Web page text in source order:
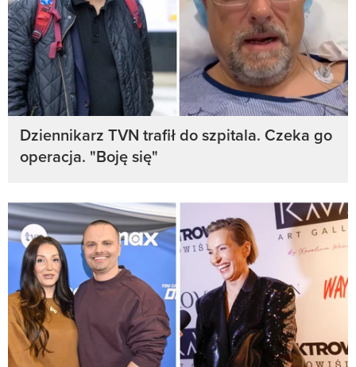
Dziennikarz TVN trafił do szpitala. Czeka go
operacja. "Boję się"